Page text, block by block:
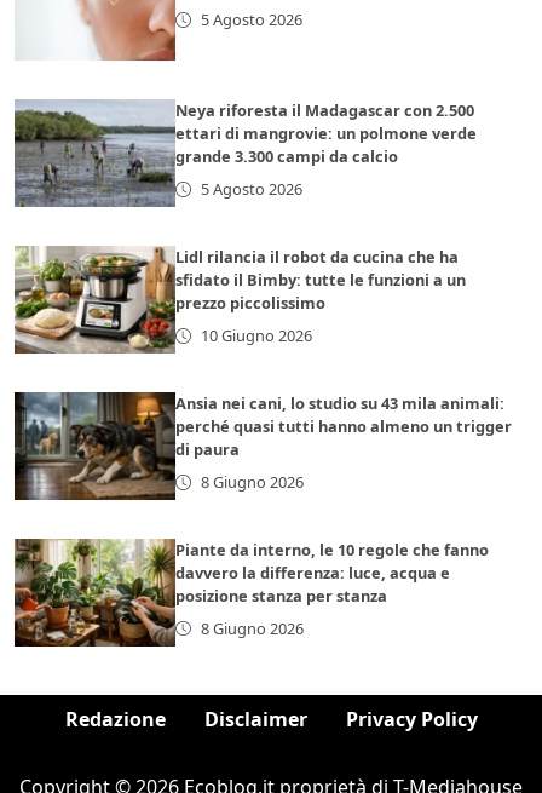
5 Agosto 2026
Neya riforesta il Madagascar con 2.500
ettari di mangrovie: un polmone verde
grande 3.300 campi da calcio
5 Agosto 2026
Lidl rilancia il robot da cucina che ha
sfidato il Bimby: tutte le funzioni a un
prezzo piccolissimo
10 Giugno 2026
Ansia nei cani, lo studio su 43 mila animali:
perché quasi tutti hanno almeno un trigger
di paura
8 Giugno 2026
Piante da interno, le 10 regole che fanno
davvero la differenza: luce, acqua e
posizione stanza per stanza
8 Giugno 2026
Redazione Disclaimer Privacy Policy
Copyright © 2026 Ecoblog.it proprietà di T-Mediahouse